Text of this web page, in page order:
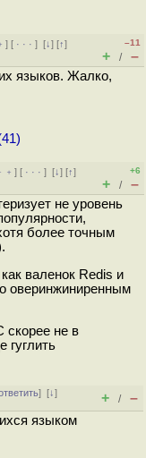
] [ · · ·][↓] [↑]
–11
+ / –
языков. Жалко,
] [ · · ·][↓] [↑]
+6
+ / –
не уровень
более точным
валенок Redis и
оверинжиниренным
скорее не в
гуглить
][↓]
+ / –
языком